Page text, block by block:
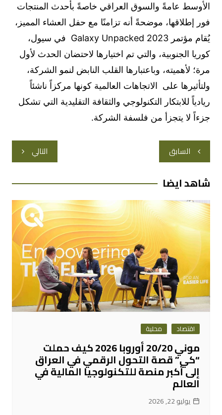
الأوسط عامةً والسوق العراقي خاصةً بأحدث المنتجات
فور إطلاقها، موضحةً أنه تزامنًا مع حفل العشاء المميز،
يُقام مؤتمر Galaxy Unpacked 2023 في سيول،
كوريا الجنوبية، والتي تم اختيارها لاحتضان الحدث لأول
مرة؛ لأهميته، وباعتبارها القلب النابض لنمو الشركة،
ولتأثيرها على الاتجاهات العالمية كونها مركزاً ناشئاً
ريادياً للابتكار التكنولوجي والثقافة التقليدية التي تشكل
جزءاً لا يتجزأ من فلسفة الشركة.
تصفّح
المقالات
السابق التالي
شاهد ايضا
اقتصاد محلية
موني 20/20 أوروبا 2026 كيف حملت
“كي” قصة التحول الرقمي في العراق
إلى أكبر منصة للتكنولوجيا المالية في
العالم
يوليو 22, 2026